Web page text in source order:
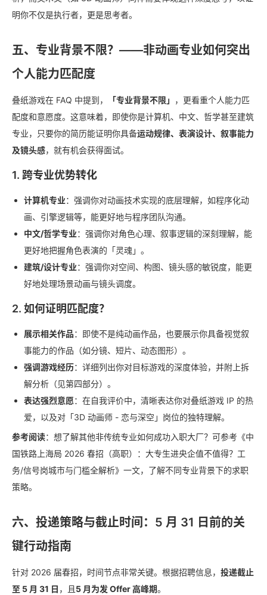
明你不仅是执行者，更是思考者。
五、专业背景不限？——非动画专业如何突出
个人能力匹配度
叠纸游戏在 FAQ 中提到， 「专业背景不限」
，更看重个人能力匹
配度和意愿度。这意味着，即使你是计算机、中文、哲学甚至建筑
专业，只要你的简历能证明你具备运动规律、表演设计、叙事能力
及镜头感，就有机会获得面试。
1. 跨专业优势转化
计算机专业：强调你对动画技术实现的底层理解，如程序化动
画、引擎逻辑等，能更好地与程序团队沟通。
中文/哲学专业：强调你对角色心理、叙事逻辑的深刻理解，能
更好地把握角色表演的「灵魂」。
建筑/设计专业：强调你对空间、构图、镜头感的敏锐度，能更
好地处理场景动画与镜头调度。
2. 如何证明匹配度？
展示相关作品：即使不是纯动画作品，也要展示你具备视觉叙
事能力的作品（如分镜、短片、动态图形）。
强调游戏经历：详细列出你对目标游戏的深度体验，并附上拆
解分析（见第四部分）。
表达强烈意愿：在自我评价中，清晰表达你对叠纸游戏 IP 的热
爱，以及对「3D 动画师 - 恋与深空」岗位的独特理解。
参考阅读：想了解其他非传统专业如何成功入职大厂？可参考《中
国铁路上海局 2026 春招（高职）：大专生进央企值不值得？工
务/信号岗城市与门槛全解析》一文，了解不同专业背景下的求职
策略。
六、投递策略与截止时间：5 月 31 日前的关
键行动指南
针对 2026 届春招，时间节点非常关键。根据招聘信息， 投递截止
至 5 月 31 日 ，且5 月为发 Offer 高峰期。